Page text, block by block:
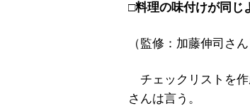
□料理の味付けが同じ
（監修：加藤伸司さん
チェックリストを作
さんは言う。